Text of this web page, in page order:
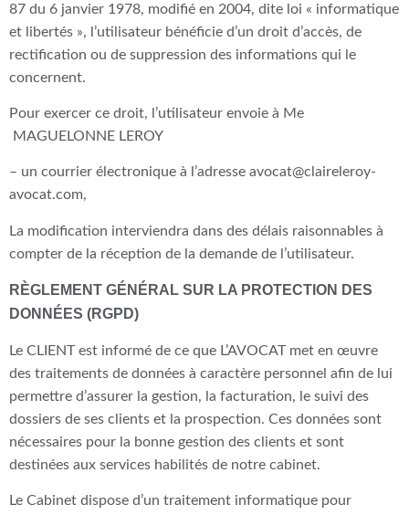
87 du 6 janvier 1978, modifié en 2004, dite loi « informatique
et libertés », l’utilisateur bénéficie d’un droit d’accès, de
rectification ou de suppression des informations qui le
concernent.
Pour exercer ce droit, l’utilisateur envoie à Me
MAGUELONNE LEROY
– un courrier électronique à l’adresse avocat@claireleroy-
avocat.com,
La modification interviendra dans des délais raisonnables à
compter de la réception de la demande de l’utilisateur.
RÈGLEMENT GÉNÉRAL SUR LA PROTECTION DES
DONNÉES (RGPD)
Le CLIENT est informé de ce que L’AVOCAT met en œuvre
des traitements de données à caractère personnel afin de lui
permettre d’assurer la gestion, la facturation, le suivi des
dossiers de ses clients et la prospection. Ces données sont
nécessaires pour la bonne gestion des clients et sont
destinées aux services habilités de notre cabinet.
Le Cabinet dispose d’un traitement informatique pour